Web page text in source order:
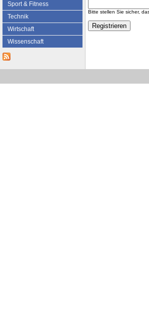
Sport & Fitness
Technik
Wirtschaft
Wissenschaft
Bitte stellen Sie sicher,